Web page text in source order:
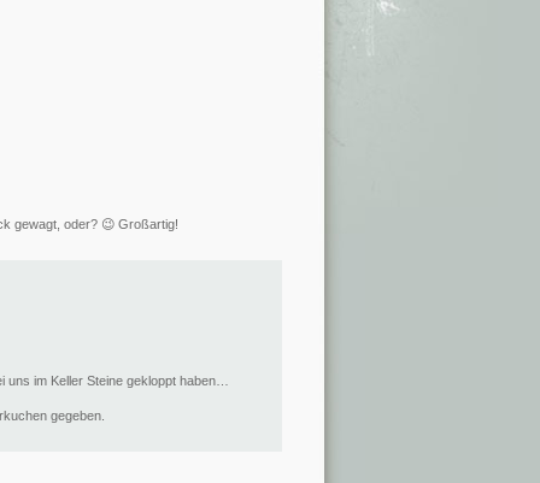
gewagt, oder? 😉 Großartig!
im Keller Steine gekloppt haben…
gegeben.